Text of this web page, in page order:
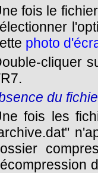
fois le
photo
cliquer
du
fois les